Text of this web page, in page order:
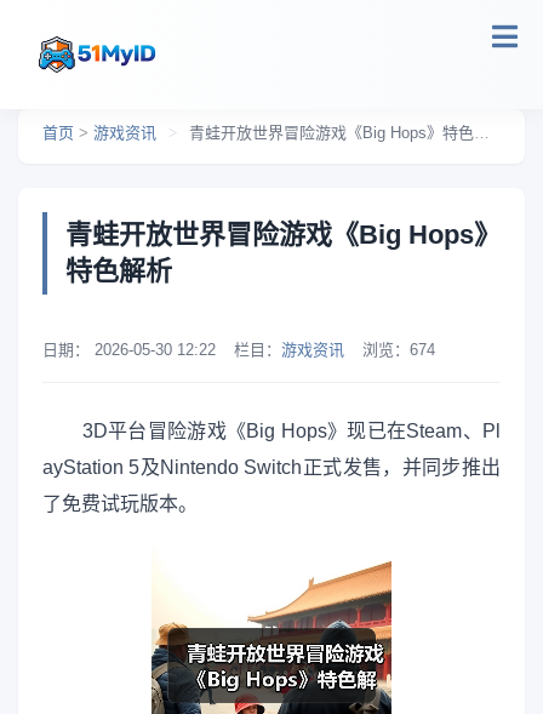
首页 > 游戏资讯 > 青蛙开放世界冒险游戏《Big Hops》特色解析
青蛙开放世界冒险游戏《Big Hops》
特色解析
日期： 2026-05-30 12:22 栏目： 游戏资讯 浏览： 674
3D平台冒险游戏《Big Hops》现已在Steam、Pl
ayStation 5及Nintendo Switch正式发售，并同步推出
了免费试玩版本。